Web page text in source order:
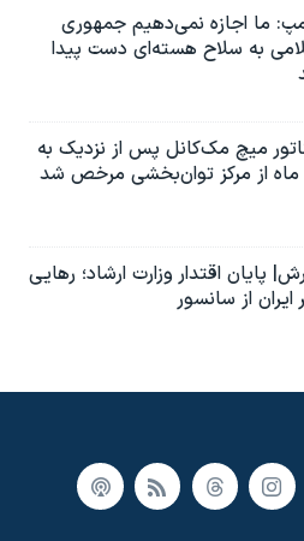
ما اجازه نمی‌دهیم جمهوری
به سلاح هسته‌ای دست پیدا
میچ مک‌کانل پس از نزدیک به
ماه از مرکز توان‌بخشی مرخص شد
پایان اقتدار وزارت ارشاد؛ رهایی
ایران از سانسور